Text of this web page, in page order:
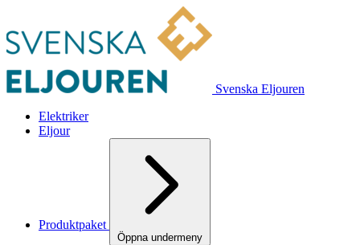
Svenska Eljouren
Elektriker
Eljour
Produktpaket
Öppna undermeny